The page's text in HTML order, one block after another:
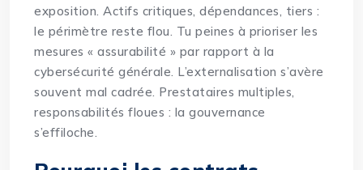
exposition. Actifs critiques, dépendances, tiers :
le périmètre reste flou. Tu peines à prioriser les
mesures « assurabilité » par rapport à la
cybersécurité générale. L’externalisation s’avère
souvent mal cadrée. Prestataires multiples,
responsabilités floues : la gouvernance
s’effiloche.